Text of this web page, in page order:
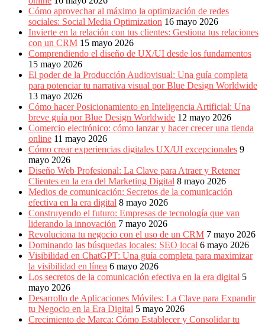
Cómo aprovechar al máximo la optimización de redes
sociales: Social Media Optimization 16 mayo 2026
Invierte en la relación con tus clientes: Gestiona tus relaciones
con un CRM 15 mayo 2026
Comprendiendo el diseño de UX/UI desde los fundamentos
15 mayo 2026
El poder de la Producción Audiovisual: Una guía completa
para potenciar tu narrativa visual por Blue Design Worldwide
13 mayo 2026
Cómo hacer Posicionamiento en Inteligencia Artificial: Una
breve guía por Blue Design Worldwide 12 mayo 2026
Comercio electrónico: cómo lanzar y hacer crecer una tienda
online 11 mayo 2026
Cómo crear experiencias digitales UX/UI excepcionales 9
mayo 2026
Diseño Web Profesional: La Clave para Atraer y Retener
Clientes en la era del Marketing Digital 8 mayo 2026
Medios de comunicación: Secretos de la comunicación
efectiva en la era digital 8 mayo 2026
Construyendo el futuro: Empresas de tecnología que van
liderando la innovación 7 mayo 2026
Revoluciona tu negocio con el uso de un CRM 7 mayo 2026
Dominando las búsquedas locales: SEO local 6 mayo 2026
Visibilidad en ChatGPT: Una guía completa para maximizar
la visibilidad en línea 6 mayo 2026
Los secretos de la comunicación efectiva en la era digital 5
mayo 2026
Desarrollo de Aplicaciones Móviles: La Clave para Expandir
tu Negocio en la Era Digital 5 mayo 2026
Crecimiento de Marca: Cómo Establecer y Consolidar tu